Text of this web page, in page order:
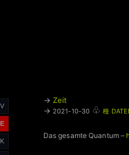
→ Zeit
→ 2021-10-30 ♧ 種
Das gesamte Quantum –